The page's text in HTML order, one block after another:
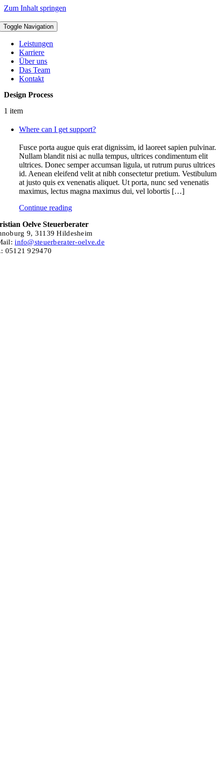
Zum Inhalt springen
Toggle Navigation
Leistungen
Karriere
Über uns
Das Team
Kontakt
Design Process
1 item
Where can I get support?
Fusce porta augue quis erat dignissim, id laoreet sapien pulvinar.
Nullam blandit nisi ac nulla tempus, ultrices condimentum elit
ultrices. Donec semper accumsan ligula, ut rutrum purus ultrices
id. Aenean eleifend velit at nibh consectetur pretium. Vestibulum
at justo quis ex venenatis aliquet. Ut porta, nunc sed venenatis
maximus, lectus magna maximus dui, vel lobortis […]
Continue reading
Oelve Steuerberater
9, 31139 Hildesheim
info@steuerberater-oelve.de
05121 929470